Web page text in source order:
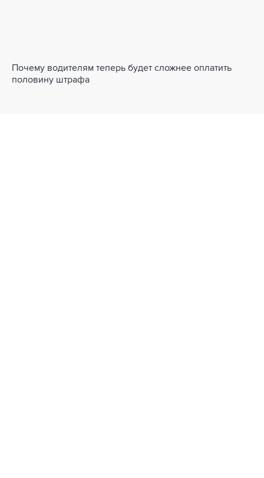
Почему водителям теперь будет сложнее оплатить
половину штрафа